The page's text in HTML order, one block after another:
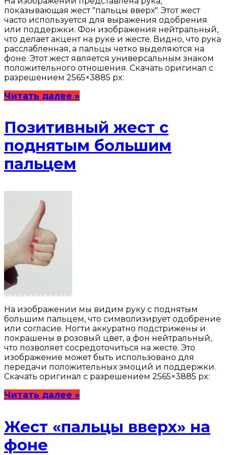
показывающая жест "пальцы вверх". Этот жест
часто используется для выражения одобрения
или поддержки. Фон изображения нейтральный,
что делает акцент на руке и жесте. Видно, что рука
расслабленная, а пальцы четко выделяются на
фоне. Этот жест является универсальным знаком
положительного отношения. Скачать оригинал с
разрешением 2565×3885 px:
Читать далее »
Позитивный жест с
поднятым большим
пальцем
На изображении мы видим руку с поднятым
большим пальцем, что символизирует одобрение
или согласие. Ногти аккуратно подстрижены и
покрашены в розовый цвет, а фон нейтральный,
что позволяет сосредоточиться на жесте. Это
изображение может быть использовано для
передачи положительных эмоций и поддержки.
Скачать оригинал с разрешением 2565×3885 px:
Читать далее »
Жест «пальцы вверх» на
фоне